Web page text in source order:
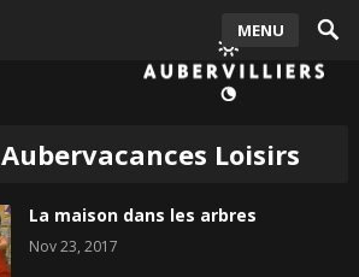
MENU
Aubervacances Loisirs
La maison dans les arbres
Nov 23, 2017